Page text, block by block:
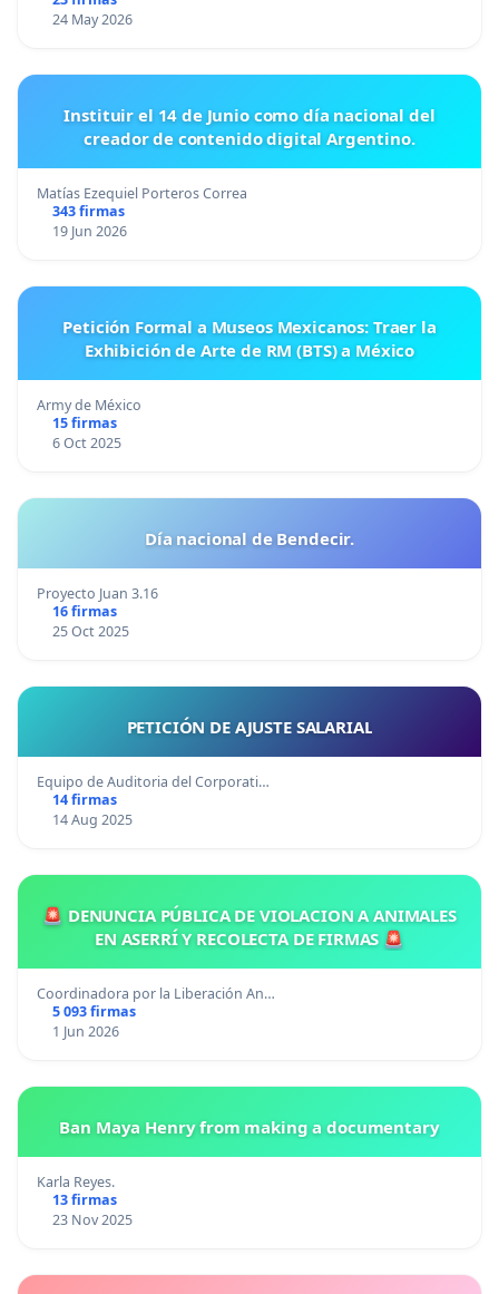
24 May 2026
Instituir el 14 de Junio como día nacional del
creador de contenido digital Argentino.
Matías Ezequiel Porteros Correa
343 firmas
19 Jun 2026
Petición Formal a Museos Mexicanos: Traer la
Exhibición de Arte de RM (BTS) a México
Army de México
15 firmas
6 Oct 2025
Día nacional de Bendecir.
Proyecto Juan 3.16
16 firmas
25 Oct 2025
PETICIÓN DE AJUSTE SALARIAL
Equipo de Auditoria del Corporati…
14 firmas
14 Aug 2025
🚨 DENUNCIA PÚBLICA DE VIOLACION A ANIMALES
EN ASERRÍ Y RECOLECTA DE FIRMAS 🚨
Coordinadora por la Liberación An…
5 093 firmas
1 Jun 2026
Ban Maya Henry from making a documentary
Karla Reyes.
13 firmas
23 Nov 2025